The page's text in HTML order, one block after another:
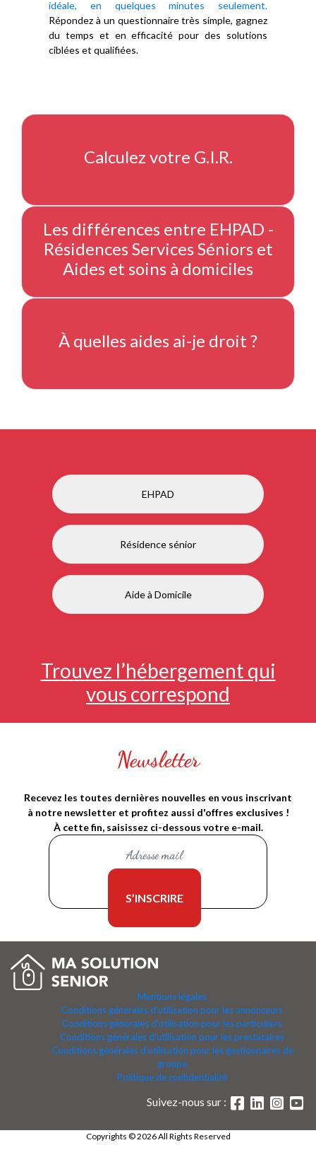
idéale, en quelques minutes seulement.
Répondez à un questionnaire très simple, gagnez
du temps et en efficacité pour des solutions
ciblées et qualifiées.
Calculez votre G.I.R.
Les différences entre EHPAD -
Résidences Services Séniors et
Aides et soins à domiciles
À quelles aides ai-je droit ?
EHPAD
Résidence sénior
Aide à Domicile
Trouvez l’hébergement qui
vous correspond
Newsletter
Recevez les toutes dernières nouvelles en vous inscrivant
à notre newsletter et profitez aussi d'offres exclusives !
À cette fin, saisissez ci-dessous votre e-mail.
Mentions légales
Conditions générales d'utilisation pour les annonceurs
Conditions générales d'utilisation pour les particuliers
Conditions générales d'utilisation pour les prestataires
Conditions générales d'utilisation pour les gestionnaires de
groupe
Politique de confidentialité
Suivez-nous sur :
Copyrights © 2026 All Rights Reserved